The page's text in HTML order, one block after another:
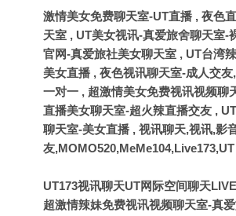
激情美女免费聊天室-UT直播 , 夜色
天室 , UT美女视讯-真爱旅舍聊天室-
官网-真爱旅社美女聊天室 , UT台湾
美女直播 , 夜色视讯聊天室-成人交
一对一 , 超激情美女免费视讯视频聊
直播美女聊天室-超火辣直播交友 ,
聊天室-美女直播 , 视讯聊天,视讯,影
友,MOMO520,MeMe104,Live173,UT
UT173视讯聊天UT网际空间聊天
超激情辣妹免费视讯视频聊天室-真